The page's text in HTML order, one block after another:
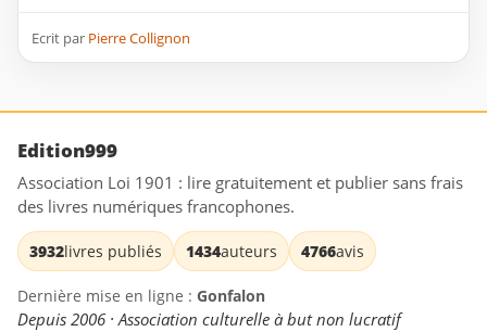
Ecrit par Pierre Collignon
Edition999
Association Loi 1901 : lire gratuitement et publier sans frais
des livres numériques francophones.
3932livres publiés 1434auteurs 4766avis
Dernière mise en ligne : Gonfalon
Depuis 2006 · Association culturelle à but non lucratif